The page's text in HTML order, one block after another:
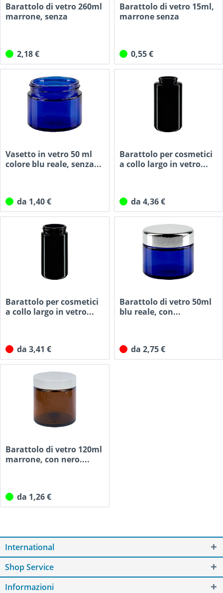
Barattolo di vetro 260ml
marrone, senza
2,18 €
Barattolo di vetro 15ml,
marrone senza
0,55 €
Vasetto in vetro 50 ml
colore blu reale, senza...
da 1,40 €
Barattolo per cosmetici
a collo largo in vetro...
da 4,36 €
Barattolo per cosmetici
a collo largo in vetro...
da 3,41 €
Barattolo di vetro 50ml
blu reale, con...
da 2,75 €
Barattolo di vetro 120ml
marrone, con nero....
da 1,26 €
International
Shop Service
Informazioni